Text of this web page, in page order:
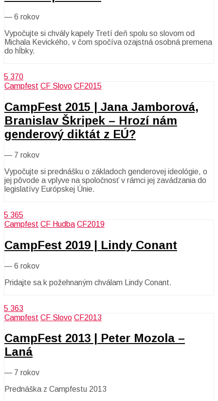
— 6 rokov
Vypočujte si chvály kapely Tretí deň spolu so slovom od
Michala Kevického, v čom spočíva ozajstná osobná premena
do hĺbky.
5 370
Campfest CF Slovo CF2015
CampFest 2015 | Jana Jamborová,
Branislav Škripek – Hrozí nám
genderový diktát z EÚ?
— 7 rokov
Vypočujte si prednášku o základoch genderovej ideológie, o
jej pôvode a vplyve na spoločnosť v rámci jej zavádzania do
legislatívy Európskej Únie.
5 365
Campfest CF Hudba CF2019
CampFest 2019 | Lindy Conant
— 6 rokov
Pridajte sa k požehnaným chválam Lindy Conant.
5 363
Campfest CF Slovo CF2013
CampFest 2013 | Peter Mozola –
Laná
— 7 rokov
Prednáška z Campfestu 2013